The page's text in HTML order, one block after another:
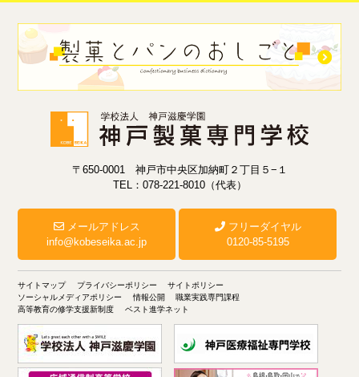
〒650-0001 神戸市中央区加納町２丁目５−１
TEL：078-221-8010（代表）
メールアドレス
info@kobeseika.ac.jp
フリーダイヤル
0120-85-5195
サイトマップ プライバシーポリシー
サイトポリシー
ソーシャルメディアポリシー
情報公開
職業実践専門課程
高等教育の修学支援新制度
ベスト進学ネット